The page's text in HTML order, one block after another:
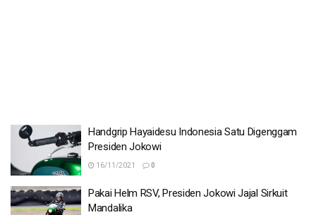
Handgrip Hayaidesu Indonesia Satu Digenggam
Presiden Jokowi
16/11/2021 0
Pakai Helm RSV, Presiden Jokowi Jajal Sirkuit
Mandalika